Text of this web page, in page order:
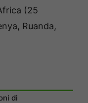
(25
Ruanda,
di